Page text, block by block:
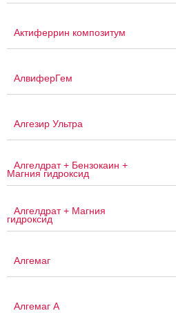
Актиферрин композитум
АлвиферГем
Алгезир Ультра
Алгелдрат + Бензокаин +
Магния гидроксид
Алгелдрат + Магния
гидроксид
Алгемаг
Алгемаг А